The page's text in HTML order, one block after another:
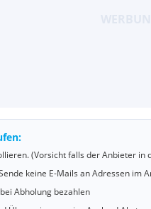
(Vorsicht falls der Anbieter
keine E-Mails an Adressen im
Abholung bezahlen